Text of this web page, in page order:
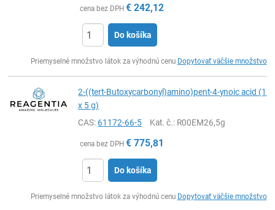
cena bez DPH € 242,12
Do košíka
Priemyselné množstvo látok za výhodnú cenu Dopytovať väčšie množstvo
2-((tert-Butoxycarbonyl)amino)pent-4-ynoic acid (1
x 5 g)
CAS:61172-66-5 Kat. č.: R00EM26,5g
cena bez DPH € 775,81
Do košíka
Priemyselné množstvo látok za výhodnú cenu Dopytovať väčšie množstvo